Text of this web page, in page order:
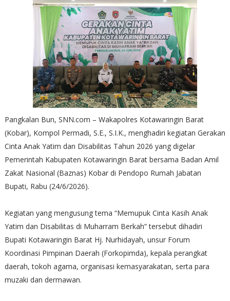
Pangkalan Bun, SNN.com – Wakapolres Kotawaringin Barat
(Kobar), Kompol Permadi, S.E., S.I.K., menghadiri kegiatan Gerakan
Cinta Anak Yatim dan Disabilitas Tahun 2026 yang digelar
Pemerintah Kabupaten Kotawaringin Barat bersama Badan Amil
Zakat Nasional (Baznas) Kobar di Pendopo Rumah Jabatan
Bupati, Rabu (24/6/2026).
Kegiatan yang mengusung tema “Memupuk Cinta Kasih Anak
Yatim dan Disabilitas di Muharram Berkah” tersebut dihadiri
Bupati Kotawaringin Barat Hj. Nurhidayah, unsur Forum
Koordinasi Pimpinan Daerah (Forkopimda), kepala perangkat
daerah, tokoh agama, organisasi kemasyarakatan, serta para
muzaki dan dermawan.